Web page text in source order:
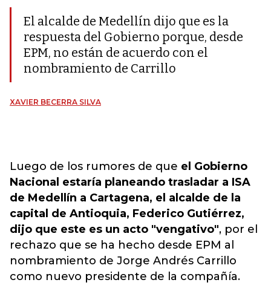
El alcalde de Medellín dijo que es la
respuesta del Gobierno porque, desde
EPM, no están de acuerdo con el
nombramiento de Carrillo
XAVIER BECERRA SILVA
Luego de los rumores de que el Gobierno
Nacional estaría planeando trasladar a ISA
de Medellín a Cartagena, el alcalde de la
capital de Antioquia, Federico Gutiérrez,
dijo que este es un acto "vengativo", por el
rechazo que se ha hecho desde EPM al
nombramiento de Jorge Andrés Carrillo
como nuevo presidente de la compañía.